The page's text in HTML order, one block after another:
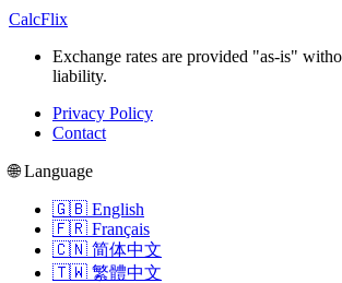
CalcFlix
Exchange rates are provided "as-is"
liability.
Privacy Policy
Contact
🌐 Language
🇬🇧 English
🇫🇷 Français
🇨🇳 简体中文
🇹🇼 繁體中文